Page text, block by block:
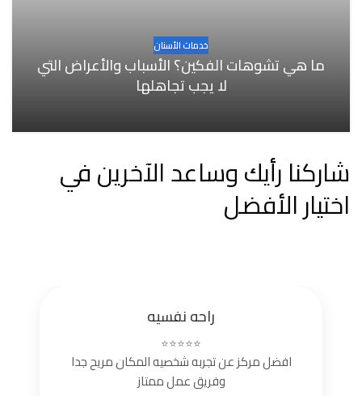
خدمات الأسنان
ما هي تشوهات الفكين؟ الأسباب والأعراض التي
لا يجب تجاهلها
شاركنا رأيك وساعد الآخرين في
اختيار الأفضل
راحه نفسيه
⭐⭐⭐⭐⭐
افضل مركز عن تجربه شخصيه المكان مريح جدا
وفريق عمل ممتاز